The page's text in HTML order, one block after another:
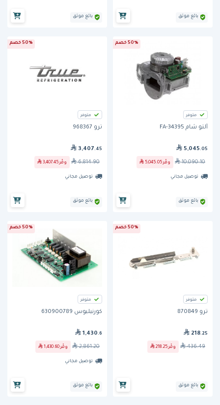
بائع موثق بائع موثق
50% خصم
متوفر
ألتو شام FA-34395
5,045 .05
10,090.10 وفّر 5,045.05
توصيل مجاني
بائع موثق
50% خصم
متوفر
ترو 968367
3,407 .45
6,814.90 وفّر 3,407.45
توصيل مجاني
بائع موثق
50% خصم
متوفر
ترو 870849
218.25
436.49 وفّر 218.25
بائع موثق
50% خصم
متوفر
كورنيليوس 630900789
1,430 .6
2,861.20 وفّر 1,430.60
توصيل مجاني
بائع موثق